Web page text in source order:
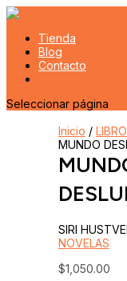
Tienda
Blog
Contacto
Seleccionar página
Inicio /
MUNDO
SIRI
NOVELAS
$1,050.00